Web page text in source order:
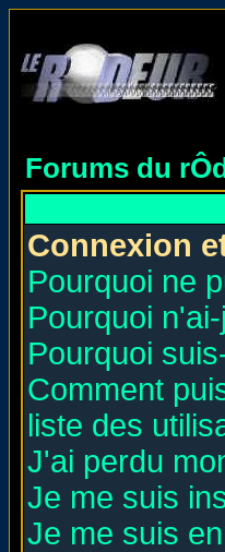
Forums du
Connexion
Pourquoi ne
Pourquoi
Pourquoi
Comment
liste des
J'ai perdu
Je me suis
Je me suis